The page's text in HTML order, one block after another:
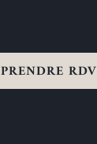
PRENDRE RDV